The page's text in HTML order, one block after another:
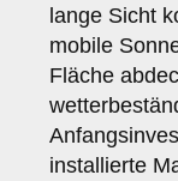
lange Sicht
mobile
Fläche
installierte